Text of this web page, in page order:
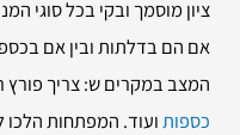
ציון מוסמך ובקי בכל סוגי
אם הם בדלתות ובין אם
המצב במקרים ש: צריך פורץ
כספותועוד. המפתחות